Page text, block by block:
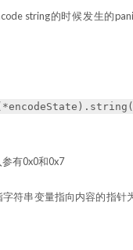
string的时候发生的
有0x0和0x7
符串变量指向内容的指针